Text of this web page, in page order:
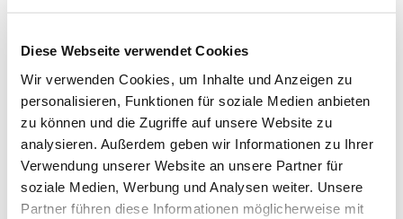
Diese Webseite verwendet Cookies
Wir verwenden Cookies, um Inhalte und Anzeigen zu
personalisieren, Funktionen für soziale Medien anbieten
zu können und die Zugriffe auf unsere Website zu
analysieren. Außerdem geben wir Informationen zu Ihrer
Verwendung unserer Website an unsere Partner für
soziale Medien, Werbung und Analysen weiter. Unsere
Partner führen diese Informationen möglicherweise mit